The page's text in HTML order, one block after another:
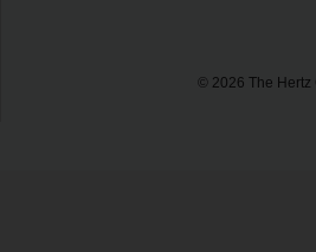
© 2026 The Hertz